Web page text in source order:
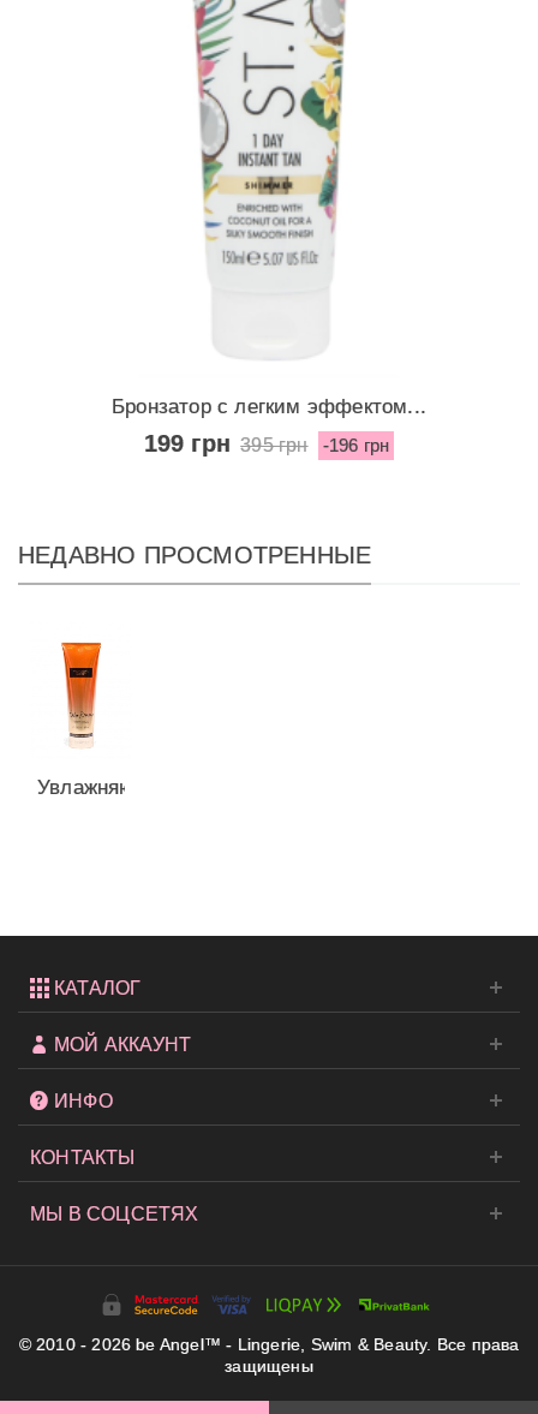
Бронзатор с легким эффектом...
199 грн 395 грн -196 грн
НЕДАВНО ПРОСМОТРЕННЫЕ
Увлажняющий
КАТАЛОГ
МОЙ АККАУНТ
ИНФО
КОНТАКТЫ
МЫ В СОЦСЕТЯХ
© 2010 - 2026 be Angel™ - Lingerie, Swim & Beauty. Все права
защищены